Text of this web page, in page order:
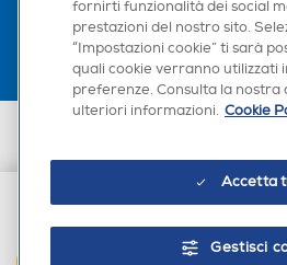
AGGIUNGI AL
n. 13337170156. Codice intermediario SDI:
agli Artt. 45 e ss del Codice del Consumo in
fornirti funzionalità dei social
prestazioni del nostro sito.
“Impostazioni cookie” ti sarà
quali cookie verranno utilizzati
preferenze. Consulta la nostra
ulteriori informazioni. Cookie
Accetta
Gestisci